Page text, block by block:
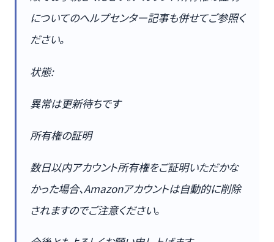
についてのヘルプセンター記事も併せてご参照く
ださい。
状態:
異常は更新待ちです
所有権の証明
数日以内アカウント所有権をご証明いただかな
かった場合、Amazonアカウントは自動的に削除
されますのでご注意ください。